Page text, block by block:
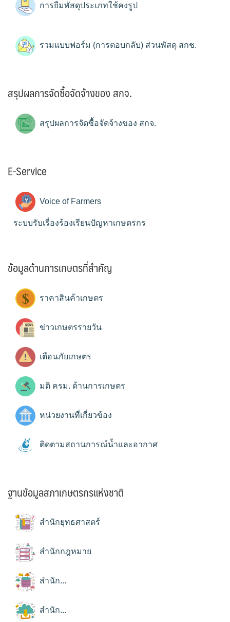
การยืมพัสดุประเภทใช้คงรูป
รวมแบบฟอร์ม (การตอบกลับ) ส่วนพัสดุ สกช.
สรุปผลการจัดซื้อจัดจ้างของ สกจ.
สรุปผลการจัดซื้อจัดจ้างของ สกจ.
E-Service
Voice of Farmers
ระบบรับเรื่องร้องเรียนปัญหาเกษตรกร
ข้อมูลด้านการเกษตรที่สำคัญ
ราคาสินค้าเกษตร
ข่าวเกษตรรายวัน
เตือนภัยเกษตร
มติ ครม. ด้านการเกษตร
หน่วยงานที่เกี่ยวข้อง
ติดตามสถานการณ์น้ำและอากาศ
ฐานข้อมูลสภาเกษตรกรแห่งชาติ
สำนักยุทธศาสตร์
สำนักกฎหมาย
สำนัก...
สำนัก...